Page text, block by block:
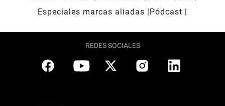
Especiales marcas aliadas
Pódcast
REDES SOCIALES